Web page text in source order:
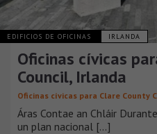
EDIFICIOS DE OFICINAS IRLANDA
Oficinas cívicas
Council, Irlanda
Oficinas cívicas para Clare County
Áras Contae an Chláir
un plan nacional [...]